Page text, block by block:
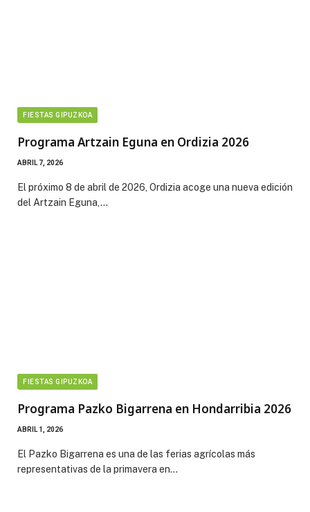
FIESTAS GIPUZKOA
Programa Artzain Eguna en Ordizia 2026
ABRIL 7, 2026
El próximo 8 de abril de 2026, Ordizia acoge una nueva edición
del Artzain Eguna,…
FIESTAS GIPUZKOA
Programa Pazko Bigarrena en Hondarribia 2026
ABRIL 1, 2026
El Pazko Bigarrena es una de las ferias agrícolas más
representativas de la primavera en…